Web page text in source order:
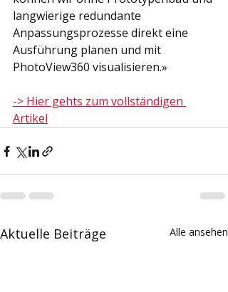
langwierige redundante
Anpassungsprozesse direkt eine
Ausführung planen und mit
PhotoView360 visualisieren.»
-> Hier gehts zum vollständigen
Artikel
Aktuelle Beiträge Alle ansehen